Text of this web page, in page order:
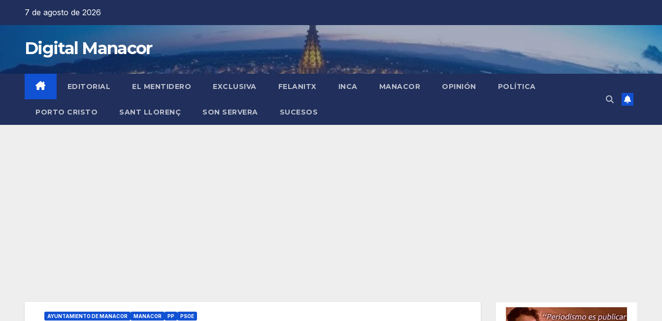
7 de agosto de 2026
Digital Manacor
EDITORIAL EL MENTIDERO EXCLUSIVA FELANITX INCA MANACOR OPINIÓN POLÍTICA
PORTO CRISTO SANT LLORENÇ SON SERVERA SUCESOS
AYUNTAMIENTO DE MANACOR MANACOR PP PSOE